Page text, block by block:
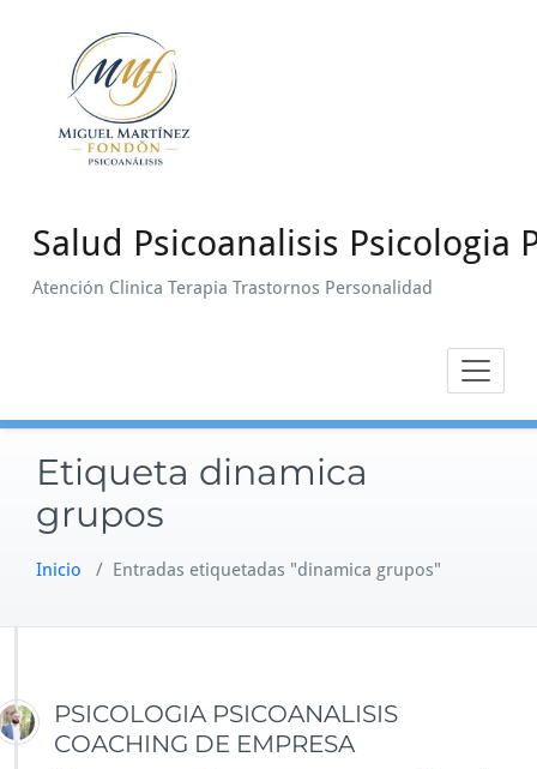
contenido
Salud Psicoanalisis Psicologia
Atención Clinica Terapia Trastornos Personalidad
Etiqueta dinamica
grupos
Inicio / Entradas etiquetadas "dinamica grupos"
PSICOLOGIA PSICOANALISIS
COACHING DE EMPRESA